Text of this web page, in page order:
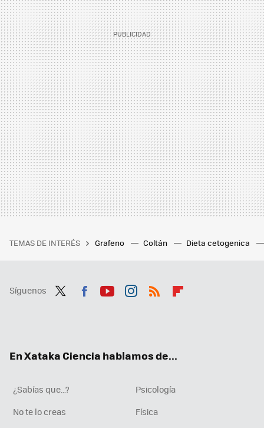
TEMAS DE INTERÉS Grafeno Coltán Dieta cetogenica
Síguenos
En Xataka Ciencia hablamos de...
¿Sabías que...?
Psicología
No te lo creas
Física